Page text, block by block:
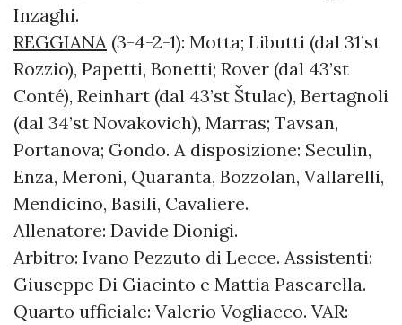
Inzaghi.
REGGIANA (3-4-2-1): Motta; Libutti (dal 31’st
Rozzio), Papetti, Bonetti; Rover (dal 43’st
Conté), Reinhart (dal 43’st Štulac), Bertagnoli
(dal 34’st Novakovich), Marras; Tavsan,
Portanova; Gondo. A disposizione: Seculin,
Enza, Meroni, Quaranta, Bozzolan, Vallarelli,
Mendicino, Basili, Cavaliere.
Allenatore: Davide Dionigi.
Arbitro: Ivano Pezzuto di Lecce. Assistenti:
Giuseppe Di Giacinto e Mattia Pascarella.
Quarto ufficiale: Valerio Vogliacco. VAR: